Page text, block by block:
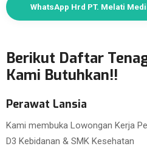
WhatsApp Hrd PT. Melati
Berikut Daftar
Kami Butuhkan!!
Perawat Lansia
Kami membuka Lowongan Kerja
D3 Kebidanan & SMK Kesehatan